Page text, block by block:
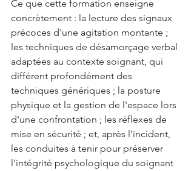
Ce que cette formation enseigne
concrètement : la lecture des signaux
précoces d'une agitation montante ;
les techniques de désamorçage verbal
adaptées au contexte soignant, qui
différent profondément des
techniques génériques ; la posture
physique et la gestion de l'espace lors
d'une confrontation ; les réflexes de
mise en sécurité ; et, après l'incident,
les conduites à tenir pour préserver
l'intégrité psychologique du soignant